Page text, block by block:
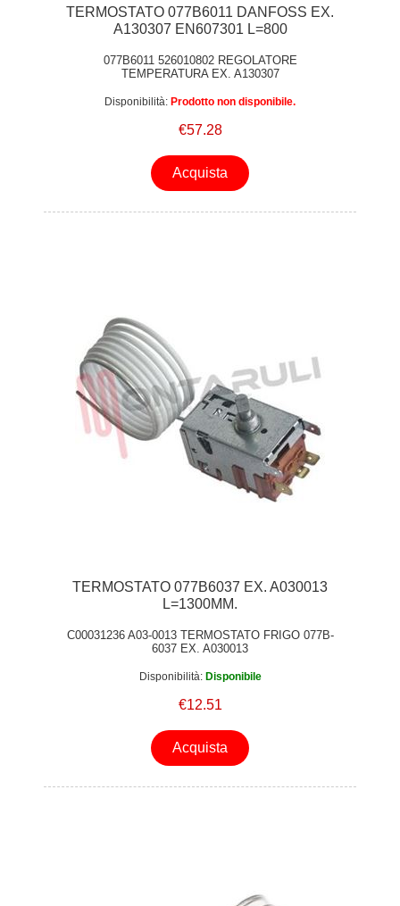
TERMOSTATO 077B6011 DANFOSS EX.
A130307 EN607301 L=800
077B6011 526010802 REGOLATORE
TEMPERATURA EX. A130307
Disponibilità: Prodotto non disponibile.
€57.28
Acquista
TERMOSTATO 077B6037 EX. A030013
L=1300MM.
C00031236 A03-0013 TERMOSTATO FRIGO 077B-
6037 EX. A030013
Disponibilità: Disponibile
€12.51
Acquista